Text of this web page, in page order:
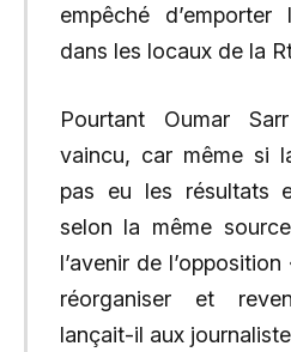
empêché
dans les locaux de la
Pourtant Oumar
vaincu, car même si
pas eu les résultats
selon la même
l’avenir de
réorganiser et
lançait-il aux